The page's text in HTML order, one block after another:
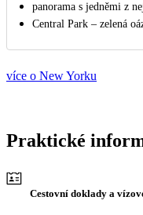
panorama s jedněmi z
Central Park – zelená
více o New Yorku
Praktické
Cestovní doklady a